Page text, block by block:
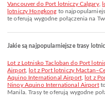
Vancouver do Port lotniczy Calgary,
lotniczy Hongkong to
te oferują wygodne połączenia na
Jakie są najpopularniejsze trasy
lot z Lotnisko Tacloban do Port lotniczy Manila Ninoy Aquino International
Airport,
lot z Port lotniczy
Aquino International Airport,
lot z
Ninoy Aquino International Airportto
Manila. Trasy te oferują wygodne